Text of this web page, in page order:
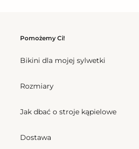
Pomożemy Ci!
Bikini dla mojej sylwetki
Rozmiary
Jak dbać o stroje kąpielowe
Dostawa